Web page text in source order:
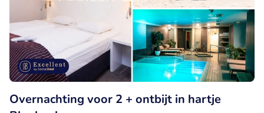
Overnachting voor 2 + ontbijt in hartje